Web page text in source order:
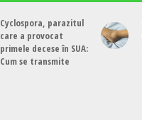
Cyclospora, parazitul
care a provocat
primele decese în SUA:
Cum se transmite